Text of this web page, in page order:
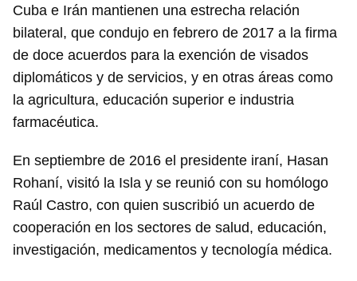
Cuba e Irán mantienen una estrecha relación
bilateral, que condujo en febrero de 2017 a la firma
de doce acuerdos para la exención de visados
diplomáticos y de servicios, y en otras áreas como
la agricultura, educación superior e industria
farmacéutica.
En septiembre de 2016 el presidente iraní, Hasan
Rohaní, visitó la Isla y se reunió con su homólogo
Raúl Castro, con quien suscribió un acuerdo de
cooperación en los sectores de salud, educación,
investigación, medicamentos y tecnología médica.